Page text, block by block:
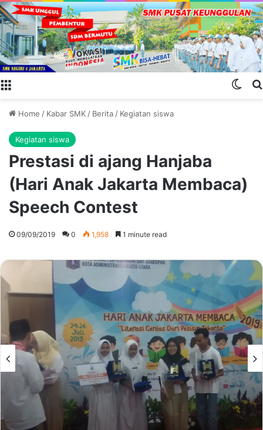
Home / Kabar SMK / Berita / Kegiatan siswa
Kegiatan siswa
Prestasi di ajang Hanjaba
(Hari Anak Jakarta Membaca)
Speech Contest
09/09/2019 0 1,958 1 minute read